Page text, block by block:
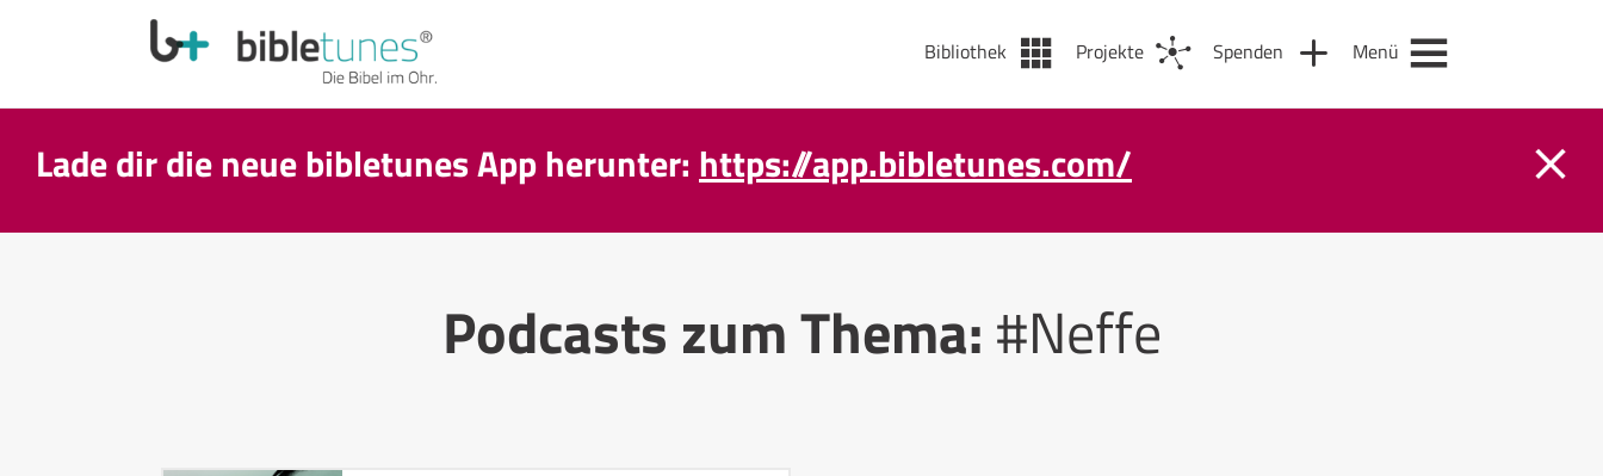
Bibliothek Projekte Spenden Menü
Lade dir die neue bibletunes App herunter: https://app.bibletunes.com/
Podcasts zum Thema:#Neffe